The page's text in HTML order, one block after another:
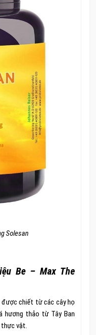
Solesan
Be – Max The
được chiết từ các cây họ
hương thảo từ Tây Ban
thực vật.